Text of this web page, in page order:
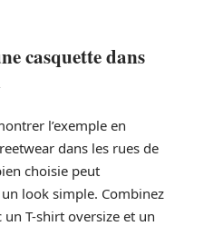
casquette dans
l’exemple en
dans les rues de
choisie peut
look simple. Combinez
T-shirt oversize et un